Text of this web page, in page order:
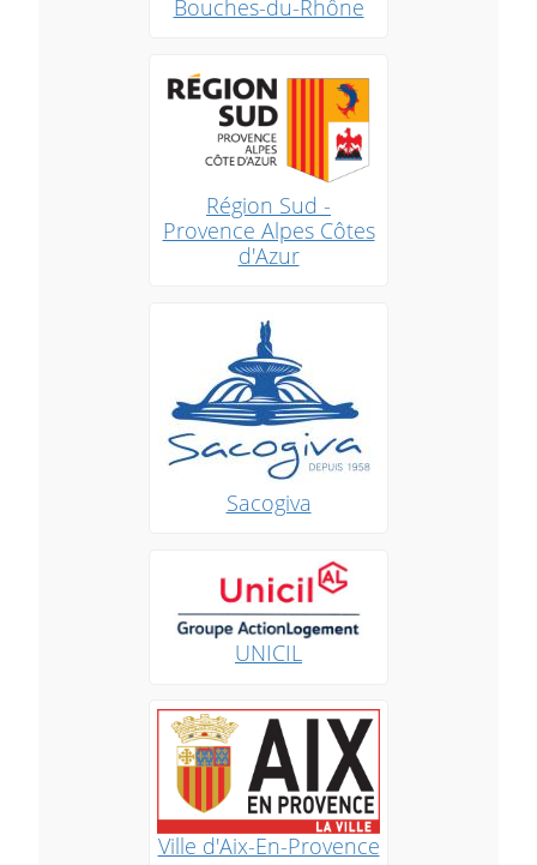
Bouches-du-Rhône
Région Sud -
Provence Alpes Côtes
d'Azur
Sacogiva
UNICIL
Ville d'Aix-En-Provence